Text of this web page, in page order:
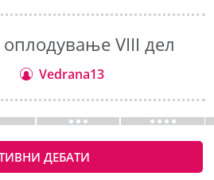
VIII дел
Vedrana13
ДЕБАТИ